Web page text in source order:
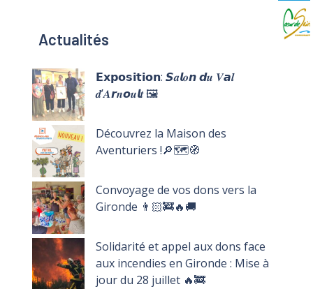
Actualités
𝗘𝘅𝗽𝗼𝘀𝗶𝘁𝗶𝗼𝗻: 𝙎𝒂𝙡𝒐𝙣 𝙙𝒖 𝑽𝙖𝒍
𝒅’𝑨𝙧𝒏𝙤𝒖𝙡𝒕 🖼️
Découvrez la Maison des
Aventuriers !🔎🗺️🧭
Convoyage de vos dons vers la
Gironde 👨🏻‍🚒🔥🚚
Solidarité et appel aux dons face
aux incendies en Gironde : Mise à
jour du 28 juillet 🔥🚒